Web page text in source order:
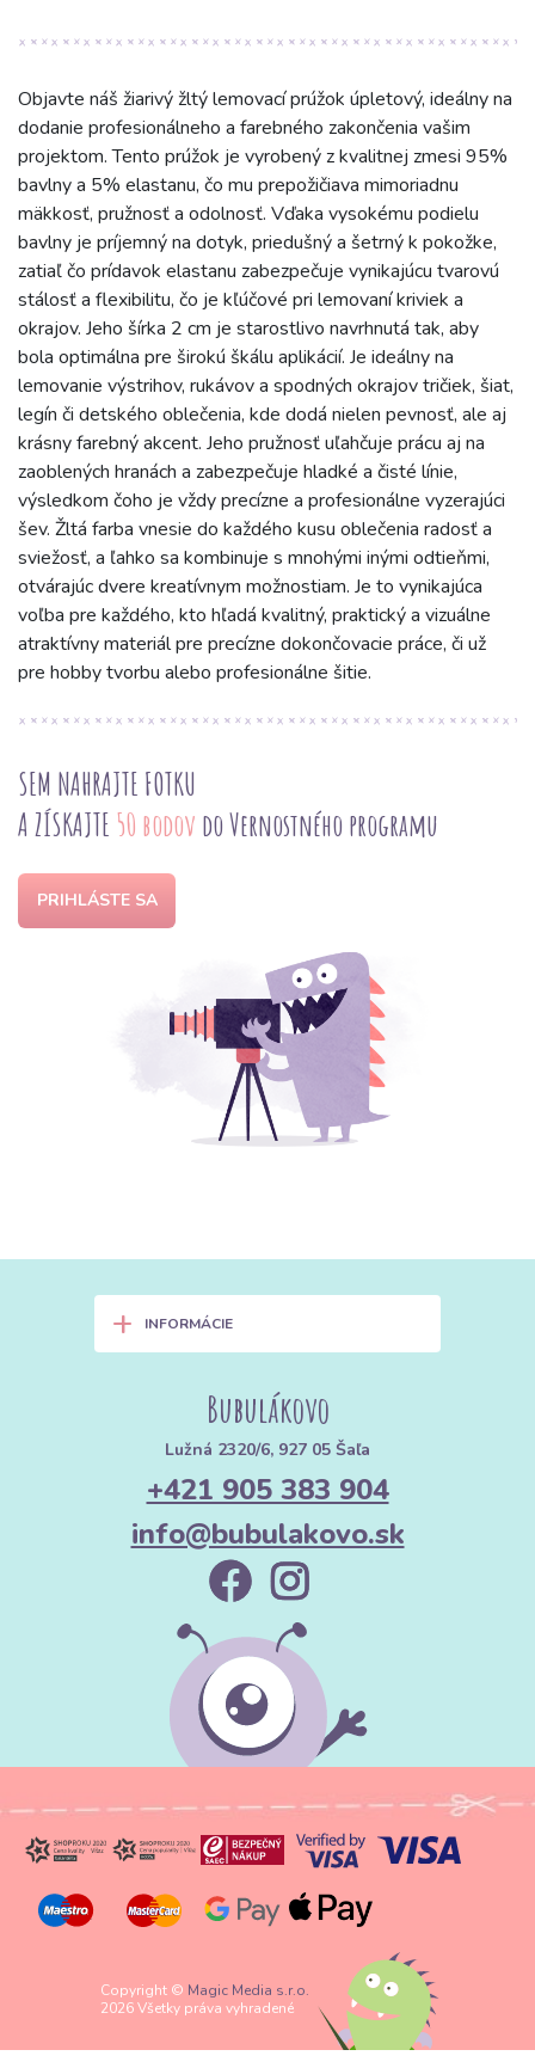
Objavte náš žiarivý žltý lemovací prúžok úpletový, ideálny na
dodanie profesionálneho a farebného zakončenia vašim
projektom. Tento prúžok je vyrobený z kvalitnej zmesi 95%
bavlny a 5% elastanu, čo mu prepožičiava mimoriadnu
mäkkosť, pružnosť a odolnosť. Vďaka vysokému podielu
bavlny je príjemný na dotyk, priedušný a šetrný k pokožke,
zatiaľ čo prídavok elastanu zabezpečuje vynikajúcu tvarovú
stálosť a flexibilitu, čo je kľúčové pri lemovaní kriviek a
okrajov. Jeho šírka 2 cm je starostlivo navrhnutá tak, aby
bola optimálna pre širokú škálu aplikácií. Je ideálny na
lemovanie výstrihov, rukávov a spodných okrajov tričiek, šiat,
legín či detského oblečenia, kde dodá nielen pevnosť, ale aj
krásny farebný akcent. Jeho pružnosť uľahčuje prácu aj na
zaoblených hranách a zabezpečuje hladké a čisté línie,
výsledkom čoho je vždy precízne a profesionálne vyzerajúci
šev. Žltá farba vnesie do každého kusu oblečenia radosť a
sviežosť, a ľahko sa kombinuje s mnohými inými odtieňmi,
otvárajúc dvere kreatívnym možnostiam. Je to vynikajúca
voľba pre každého, kto hľadá kvalitný, praktický a vizuálne
atraktívny materiál pre precízne dokončovacie práce, či už
pre hobby tvorbu alebo profesionálne šitie.
SEM NAHRAJTE FOTKU
A ZÍSKAJTE 50 bodov do Vernostného programu
PRIHLÁSTE SA
+ INFORMÁCIE
Bubulákovo
Lužná 2320/6, 927 05 Šaľa
+421 905 383 904
info@bubulakovo.sk
Copyright © Magic Media s.r.o.
2026 Všetky práva vyhradené